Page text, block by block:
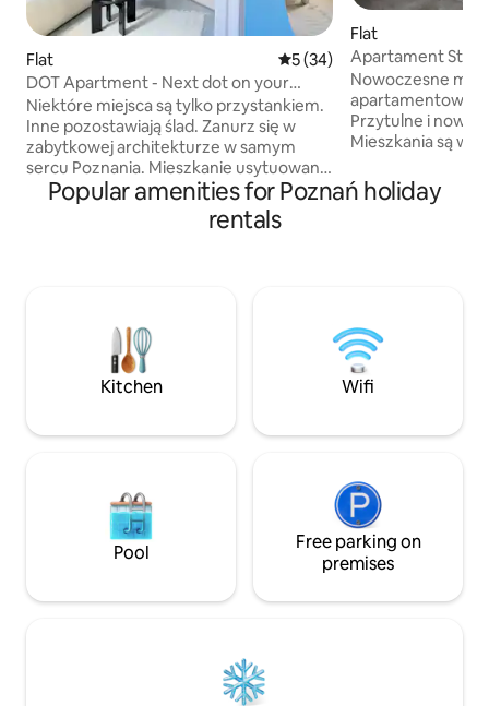
Flat 5 out of 5 average rating,
5 (34)
DOT Apartment - Next dot on your
journey.
Niektóre miejsca są tylko przystankiem.
Inne pozostawiają ślad. Zanurz się w
zabytkowej architekturze w samym
sercu Poznania. Mieszkanie usytuowane
w kamienicy z najpiękniejszą i najbardziej
rozpoznawalną klatką schodową oraz
Winda ✔ WiFi ✔ Stary Rynek - 850 m ✔
Dworzec "Poznań Główny" - 1,7 km ✔
Przystanek tramwajowy - 300 m
Flat
Apartament
Nowoczesne
apartamentowcu
Przytulne i
Mieszkania są w
dla max 4 osób. KLUCZE ODBIERA SIE W
RECEPCJI przy
80zł/dobę
Pobyt zwierząt -
Popular amenities for Poznań holiday
rentals
Kitchen Wifi
Pool
Free parking on
premises